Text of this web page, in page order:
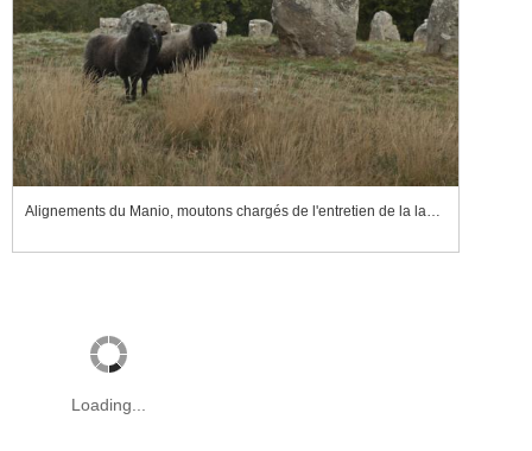
Alignements du Manio, moutons chargés de l'entretien de la lande
Loading...